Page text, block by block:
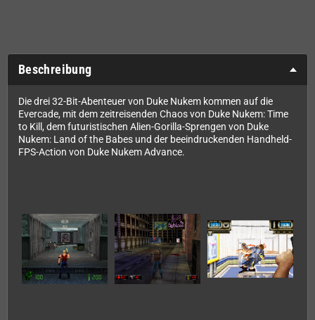
Beschreibung
Die drei 32-Bit-Abenteuer von Duke Nukem kommen auf die
Evercade, mit dem zeitreisenden Chaos von Duke Nukem: Time
to Kill, dem futuristischen Alien-Gorilla-Sprengen von Duke
Nukem: Land of the Babes und der beeindruckenden Handheld-
FPS-Action von Duke Nukem Advance.